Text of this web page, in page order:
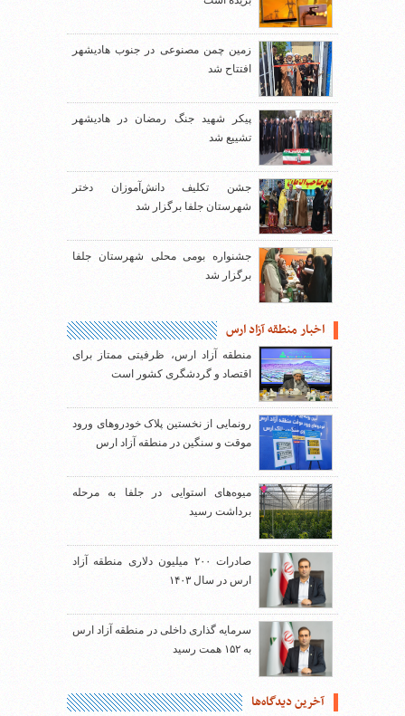
زمین چمن مصنوعی در جنوب هادیشهر
افتتاح شد
پیکر شهید جنگ رمضان در هادیشهر
تشییع شد
جشن تکلیف دانش‌آموزان دختر
شهرستان جلفا برگزار شد
جشنواره بومی محلی شهرستان جلفا
برگزار شد
اخبار منطقه آزاد ارس
منطقه آزاد ارس، ظرفیتی ممتاز برای
اقتصاد و گردشگری کشور است
رونمایی از نخستین پلاک خودروهای ورود
موقت و سنگین در منطقه آزاد ارس
میوه‌های استوایی در جلفا به مرحله
برداشت رسید
صادرات ۲۰۰ میلیون دلاری منطقه آزاد
ارس در سال ۱۴۰۳
سرمایه گذاری داخلی در منطقه آزاد ارس
به ۱۵۲ همت رسید
آخرین دیدگاه‌ها